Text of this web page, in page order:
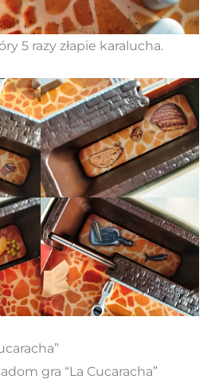
5 razy złapie karalucha.
gra “La Cucaracha”